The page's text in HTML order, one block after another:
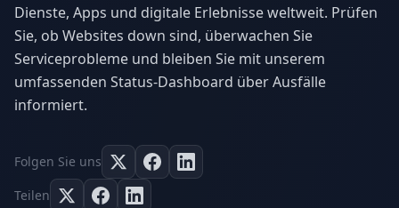
Dienste, Apps und digitale Erlebnisse weltweit. Prüfen
Sie, ob Websites down sind, überwachen Sie
Serviceprobleme und bleiben Sie mit unserem
umfassenden Status-Dashboard über Ausfälle
informiert.
Folgen Sie uns
Teilen